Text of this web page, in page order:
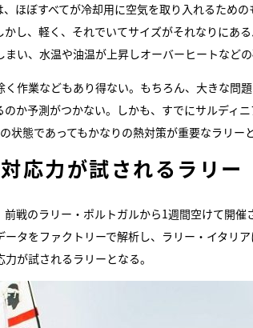
ほぼすべてが冷却用に空気を取り入れるため
し、軽く、それでいてサイズがそれなりにあ
い、水温や油温が上昇しオーバーヒートなどの
作業などもあり得ない。もちろん、大きな問
か予測がつかない。しかも、すでにサルディ
状態であってもかなりの熱対策が重要なラリー
応力が試されるラリー
戦のラリー・ポルトガルから1週間空けて開
タをファクトリーで解析し、ラリー・イタリ
が試されるラリーとなる。